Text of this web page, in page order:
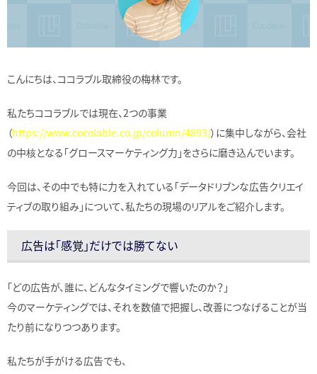
こんにちは、ココラブル取締役の梅林です。
私たちココラブルでは現在、2つの事業
（https://www.cocolable.co.jp/column/4893/）に集中しながら、会社
の中核となる「グロースマーケティング力」をさらに磨き込んでいます。
今回は、その中でも特に力を入れている「データドリブンな広告クリエイ
ティブの取り組み」について、私たちの現場のリアルをご紹介します。
広告は「感覚」だけでは勝てない
「どの広告が、誰に、どんなタイミングで響いたのか？」
今のマーケティングでは、それを数値で把握し、改善につなげることが当
たり前になりつつあります。
私たちが手がける広告でも、